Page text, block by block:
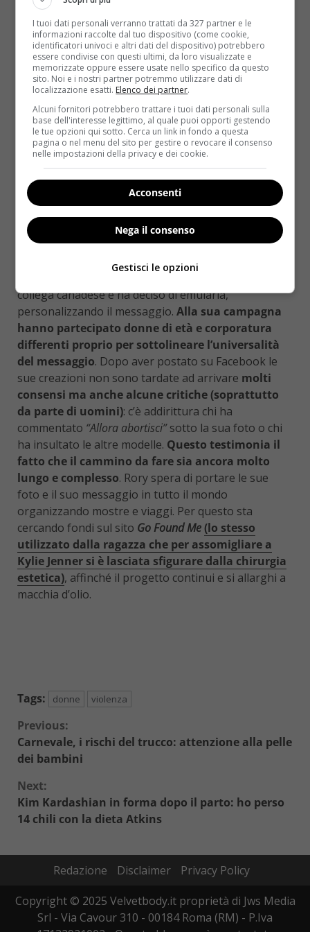
giunto il momento di acquistare una pistola
L’affermazione ha infastidito moltissimo la
fotografa, la quale si è resa conto che questa
preoccupazione derivava esclusivamente dal sesso
della piccola che portava in grembo e l’ha spinta ad
hanno raccolto il suo appello e hanno deciso di
posare per lei in intimo, con il corpo pieno di
scritte e dal notevole impatto visivo: “Nessuno lo
merita”,“Non voglio che mia figlia nasca in una società
che accetta la violenza sessuale”(Rory stessa ha
posato per esprimere questo concetto),
matrimonio non è un consenso”, “Tu non hai alcun
diritto su di me”, “Rispetta e proteggi”,
“No significa no”,
Rory aveva visto alcune foto simili scattate da una
collega canadese e ha deciso di emularla,
personalizzando il messaggio. Alla sua campagna
hanno partecipato donne di età e corporatura
differenti proprio per sottolineare l’universalità
del messaggio. Dopo aver postato su Facebook le
sue creazioni non sono tardate ad arrivare molti
consensi ma anche alcune critiche (soprattutto
da parte di uomini): c’è addirittura chi ha
commentato “Allora abortisci”sotto la sua foto o chi
ha insultato le altre modelle. Questo testimonia il
fatto che il cammino da fare sia ancora molto
lungo e complesso. Rory spera di portare le sue
foto e il suo messaggio in tutto il mondo
organizzando mostre e viaggi. Per questo sta
cercando fondi sul sito Go Found Me (lo stesso
utilizzato dalla ragazza che per assomigliare a
Kylie Jenner si è lasciata sfigurare dalla chirurgia
estetica), affinché il progetto continui e si allarghi a
macchia d’olio.
Tags: donne violenza
Continue
Reading
Previous:
Carnevale, i rischi del trucco: attenzione alla pelle
dei bambini
Next:
Kim Kardashian in forma dopo il parto: ho perso
14 chili con la dieta Atkins
Redazione Disclaimer
Privacy Policy
Copyright © 2025 Velvetbody.it proprietà di Jws Media
Srl - Via Cavour 310 - 00184 Roma (RM) - P.Iva
I tuoi dati personali verranno trattati da 327 partner e le
informazioni raccolte dal tuo dispositivo (come cookie,
identificatori univoci e altri dati del dispositivo) potrebbero
essere condivise con questi ultimi, da loro visualizzate e
memorizzate oppure essere usate nello specifico da questo
sito. Noi e i nostri partner potremmo utilizzare dati di
localizzazione esatti. Elenco dei partner.
Alcuni fornitori potrebbero trattare i tuoi dati personali sulla
base dell'interesse legittimo, al quale puoi opporti gestendo
le tue opzioni qui sotto. Cerca un link in fondo a questa
pagina o nel menu del sito per gestire o revocare il consenso
nelle impostazioni della privacy e dei cookie.
Acconsenti
Nega il consenso
Gestisci le opzioni